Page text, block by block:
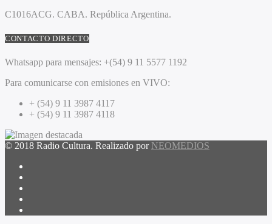
C1016ACG. CABA. República Argentina.
CONTACTO DIRECTO
Whatsapp para mensajes: +(54) 9 11 5577 1192
Para comunicarse con emisiones en VIVO:
+ (54) 9 11 3987 4117
+ (54) 9 11 3987 4118
© 2018 Radio Cultura. Realizado por NEOMEDIOS